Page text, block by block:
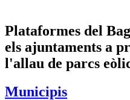
Plataformes del
els ajuntaments a
l'allau de parcs
Municipis